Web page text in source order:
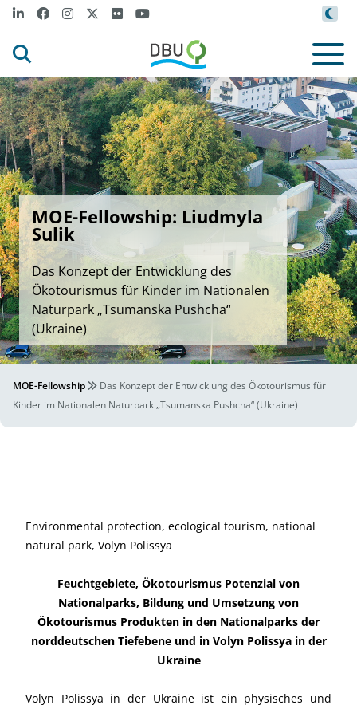
MOE-Fellowship: Liudmyla
Sulik
Das Konzept der Entwicklung des
Ökotourismus für Kinder im Nationalen
Naturpark „Tsumanska Pushcha“
(Ukraine)
MOE-Fellowship
Das Konzept der Entwicklung des Ökotourismus für
Kinder im Nationalen Naturpark „Tsumanska Pushcha“ (Ukraine)
Environmental protection, ecological tourism, national
natural park, Volyn Polissya
Feuchtgebiete, Ökotourismus Potenzial von
Nationalparks, Bildung und Umsetzung von
Ökotourismus Produkten in den Nationalparks der
norddeutschen Tiefebene und in Volyn Polissya in der
Ukraine
Volyn Polissya in der Ukraine ist ein physisches und